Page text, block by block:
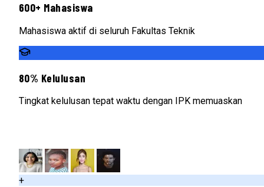
600+ Mahasiswa
Mahasiswa aktif di seluruh Fakultas Teknik
80% Kelulusan
Tingkat kelulusan tepat waktu dengan IPK memuaskan
+